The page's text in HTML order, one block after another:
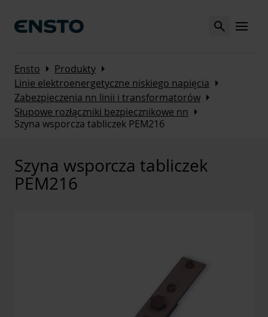
Search MENU
Ensto Arrow_right Produkty Arrow_right
Linie elektroenergetyczne niskiego napięcia Arrow_right
Zabezpieczenia nn linii i transformatorów Arrow_right
Słupowe rozłączniki bezpiecznikowe nn Arrow_right
Szyna wsporcza tabliczek PEM216
Szyna wsporcza tabliczek
PEM216